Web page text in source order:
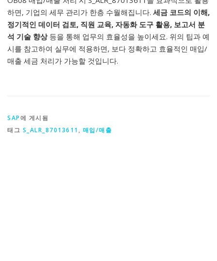
하면, 기업의 세무 관리가 한층 수월해집니다. 세금 코드의 이해,
정기적인 데이터 검토, 직원 교육, 자동화 도구 활용, 보고서 분
석 기술 향상등을 통해 업무의 효율성을 높이세요. 위의 팁과 예
시를 참고하여 실무에 적용하면, 보다 정확하고 효율적인 매입/
매출 세금 처리가 가능할 것입니다.
SAP에 게시됨
태그 S_ALR_87013611 , 매입/매출